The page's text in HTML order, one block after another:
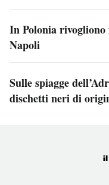
In Polonia
Napoli
Sulle spiagge
dischetti neri di